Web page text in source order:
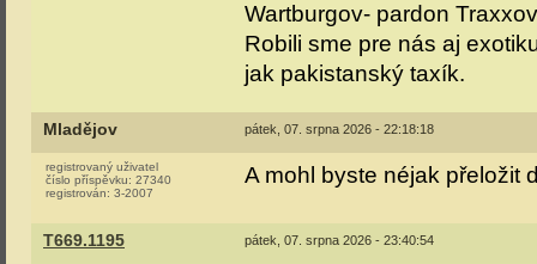
Wartburgov- pardon
Robili sme pre nás aj
jak pakistanský taxík.
Mladějov pátek, 07. srpna 2026 - 22:18:18
registrovaný uživatel
číslo příspěvku: 27340
registrován: 3-2007
A mohl byste néjak přeložit
T669.1195 pátek, 07. srpna 2026 - 23:40:54